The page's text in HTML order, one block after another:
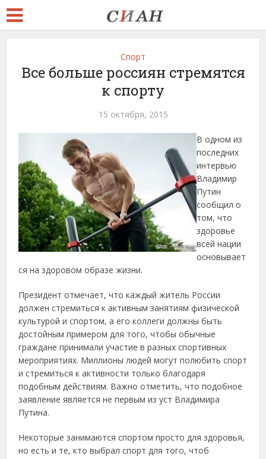
Спорт
Все больше россиян стремятся
к спорту
15 октября, 2015
В одном из
последних
интервью
Владимир
Путин
сообщил о
том, что
здоровье
всей нации
основывает
ся на здоровом образе жизни.
Президент отмечает, что каждый житель России
должен стремиться к активным занятиям физической
культурой и спортом, а его коллеги должны быть
достойным примером для того, чтобы обычные
граждане принимали участие в разных спортивных
мероприятиях. Миллионы людей могут полюбить спорт
и стремиться к активности только благодаря
подобным действиям. Важно отметить, что подобное
заявление является не первым из уст Владимира
Путина.
Некоторые занимаются спортом просто для здоровья,
но есть и те, кто выбрал спорт для того, чтоб